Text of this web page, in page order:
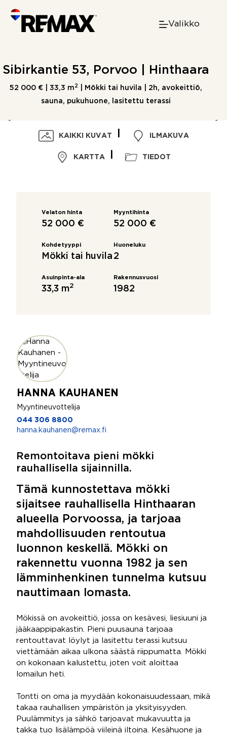
content
Valikko
Sibirkantie 53, Porvoo | Hinthaara
52 000 € | 33,3 m 2 | Mökki tai huvila | 2h, avokeittiö,
sauna, pukuhuone, lasitettu terassi
KAIKKI KUVAT ILMAKUVA
KARTTA TIEDOT
Velaton hinta
52 000 €
Myyntihinta
52 000 €
Kohdetyyppi
Mökki tai huvila
Huoneluku
2
Asuinpinta-ala
33,3 m2
Rakennusvuosi
1982
HANNA KAUHANEN
Myyntineuvottelija
044 306 8800
hanna.kauhanen@remax.fi
Remontoitava pieni mökki
rauhallisella sijainnilla.
Tämä kunnostettava mökki
sijaitsee rauhallisella Hinthaaran
alueella Porvoossa, ja tarjoaa
mahdollisuuden rentoutua
luonnon keskellä. Mökki on
rakennettu vuonna 1982 ja sen
lämminhenkinen tunnelma kutsuu
nauttimaan lomasta.
Mökissä on avokeittiö, jossa on kesävesi, liesiuuni ja
jääkaappipakastin. Pieni puusauna tarjoaa
rentouttavat löylyt ja lasitettu terassi kutsuu
viettämään aikaa ulkona säästä riippumatta. Mökki
on kokonaan kalustettu, joten voit aloittaa
lomailun heti.
Tontti on oma ja myydään kokonaisuudessaan, mikä
takaa rauhallisen ympäristön ja yksityisyyden.
Puulämmitys ja sähkö tarjoavat mukavuutta ja
takka tuo lisälämpöä viileinä iltoina. Kesähuone ja